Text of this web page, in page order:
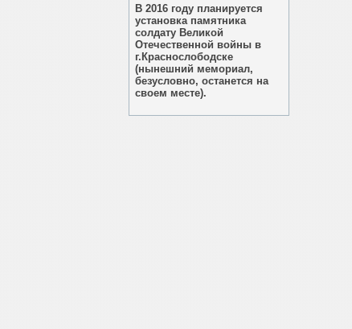
В 2016 году планируется
установка памятника
солдату Великой
Отечественной войны в
г.Краснослободске
(нынешний мемориал,
безусловно, останется на
своем месте).